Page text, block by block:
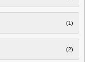
(1)
(2)